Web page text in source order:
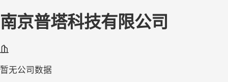
南京普塔科技有限公司
暂无公司数据